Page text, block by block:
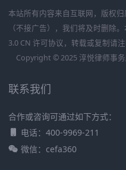
本站所有内容来自互联网，版权
（不接广告），我们将及时删除
3.0 CN 许可协议，转载或复制请注
Copyright © 2025 淳悦律师事
联系我们
合作或咨询可通过如下方式：
电话：400-9969-211
微信：cefa360